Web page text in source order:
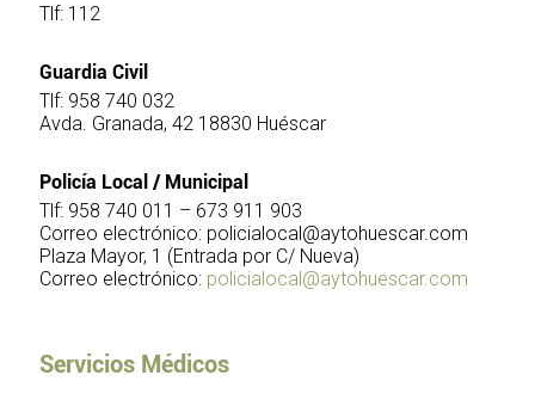
Tlf: 112
Guardia Civil
Tlf: 958 740 032
Avda. Granada, 42 18830 Huéscar
Policía Local / Municipal
Tlf: 958 740 011 – 673 911 903
Correo electrónico: policialocal@aytohuescar.com
Plaza Mayor, 1 (Entrada por C/ Nueva)
Correo electrónico: policialocal@aytohuescar.com
Servicios Médicos